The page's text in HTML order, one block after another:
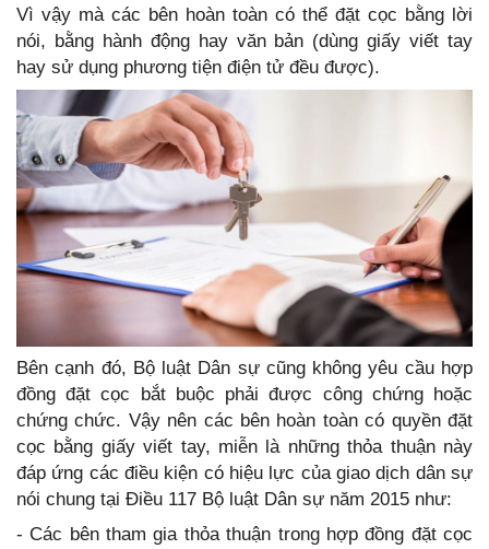
Vì vậy mà các bên hoàn toàn có thể đặt cọc bằng lời
nói, bằng hành động hay văn bản (dùng giấy viết tay
hay sử dụng phương tiện điện tử đều được).
Bên cạnh đó, Bộ luật Dân sự cũng không yêu cầu hợp
đồng đặt cọc bắt buộc phải được công chứng hoặc
chứng chức. Vậy nên các bên hoàn toàn có quyền đặt
cọc bằng giấy viết tay, miễn là những thỏa thuận này
đáp ứng các điều kiện có hiệu lực của giao dịch dân sự
nói chung tại Điều 117 Bộ luật Dân sự năm 2015 như:
- Các bên tham gia thỏa thuận trong hợp đồng đặt cọc